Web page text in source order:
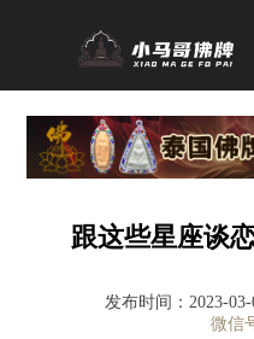
跟这些星座谈
发布时间：2023-03-
微信